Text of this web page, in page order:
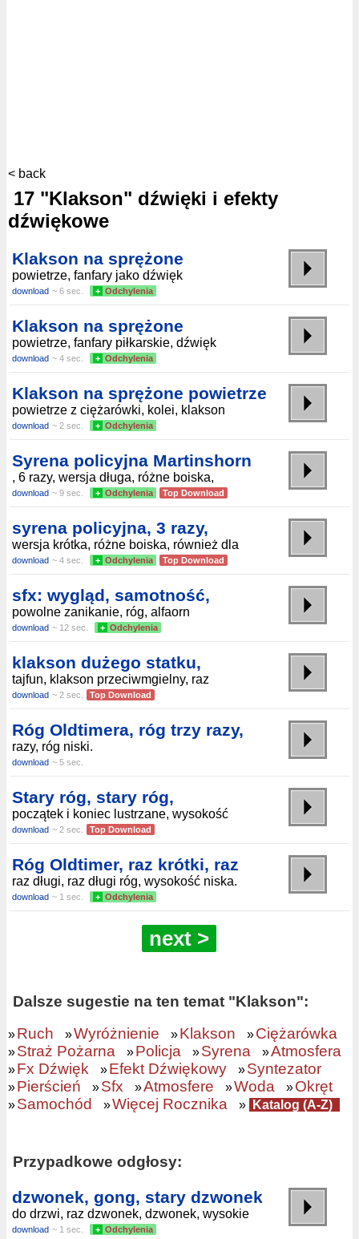
< back
17 "Klakson" dźwięki i efekty
dźwiękowe
Klakson na sprężone
powietrze, fanfary jako dźwięk
download ~ 6 sec. + Odchylenia
Klakson na sprężone
powietrze, fanfary piłkarskie, dźwięk
download ~ 4 sec. + Odchylenia
Klakson na sprężone powietrze
powietrze z ciężarówki, kolei, klakson
download ~ 2 sec. + Odchylenia
Syrena policyjna Martinshorn
, 6 razy, wersja długa, różne boiska,
download ~ 9 sec. + Odchylenia Top Download
syrena policyjna, 3 razy,
wersja krótka, różne boiska, również dla
download ~ 4 sec. + Odchylenia Top Download
sfx: wygląd, samotność,
powolne zanikanie, róg, alfaorn
download ~ 12 sec. + Odchylenia
klakson dużego statku,
tajfun, klakson przeciwmgielny, raz
download ~ 2 sec. Top Download
Róg Oldtimera, róg trzy razy,
razy, róg niski.
download ~ 5 sec.
Stary róg, stary róg,
początek i koniec lustrzane, wysokość
download ~ 2 sec. Top Download
Róg Oldtimer, raz krótki, raz
raz długi, raz długi róg, wysokość niska.
download ~ 1 sec. + Odchylenia
next >
Dalsze sugestie na ten temat "Klakson":
»Ruch »Wyróżnienie »Klakson »Ciężarówka
»Straż Pożarna »Policja »Syrena »Atmosfera
»Fx Dźwięk »Efekt Dźwiękowy »Syntezator
»Pierścień »Sfx »Atmosfere »Woda »Okręt
»Samochód »Więcej Rocznika » Katalog (A-Z)
Przypadkowe odgłosy:
dzwonek, gong, stary dzwonek
do drzwi, raz dzwonek, dzwonek, wysokie
download ~ 1 sec. + Odchylenia